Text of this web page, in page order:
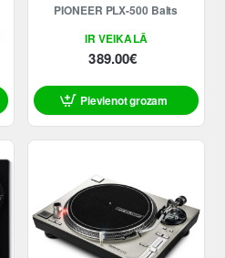
IR VEIKALĀ
PIONEER PLX-500 Balts
389.00€
Pievienot grozam